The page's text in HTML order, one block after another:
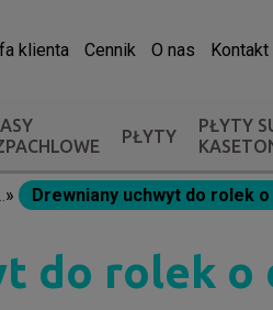
klienta Cennik O nas Kontakt
PŁYTY
PŁYTY
Drewniany uchwyt do rolek o
do rolek o